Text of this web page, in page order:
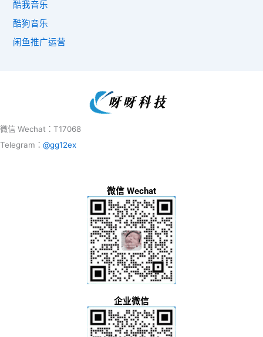
酷我音乐
酷狗音乐
闲鱼推广运营
微信 Wechat：T17068
Telegram： @gg12ex
微信 Wechat
企业微信